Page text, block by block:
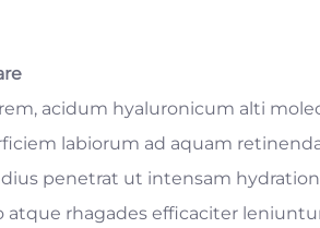
acidum hyaluronicum alti
labiorum ad aquam
penetrat ut intensam
atque rhagades efficaciter